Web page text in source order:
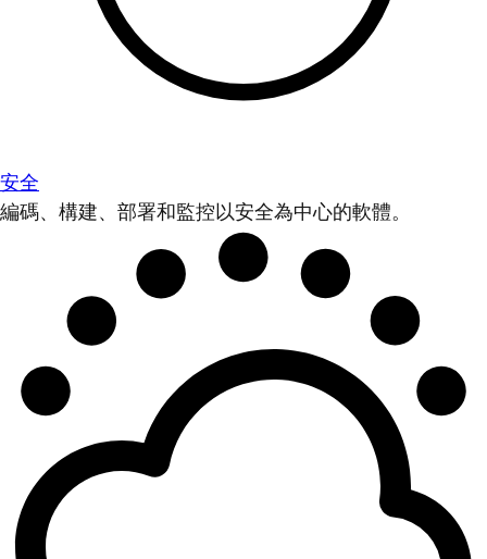
安全
編碼、構建、部署和監控以安全為中心的軟體。